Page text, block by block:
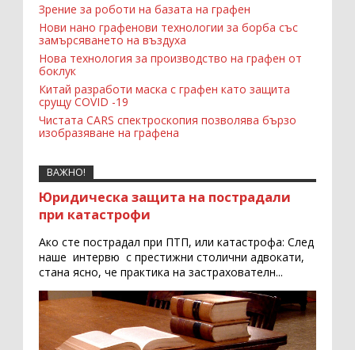
Зрение за роботи на базата на графен
Нови нано графенови технологии за борба със
замърсяването на въздуха
Нова технология за производство на графен от
боклук
Китай разработи маска с графен като защита
срущу COVID -19
Чистата CARS спектроскопия позволява бързо
изобразяване на графена
ВАЖНО!
Юридическа защита на пострадали
при катастрофи
Ако сте пострадал при ПТП, или катастрофа: След
наше интервю с престижни столични адвокати,
стана ясно, че практика на застрахователн...